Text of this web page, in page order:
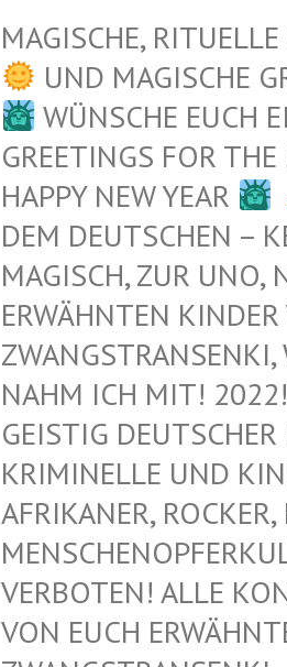
MAGISCHE,
UND MAGISCHE
WÜNSCHE EUCH
GREETINGS FOR
HAPPY NEW YEAR
EM DEUTSCHEN –
AGISCH, ZUR UNO,
RWÄHNTEN KINDER
WANGSTRANSENKI,
AHM ICH MIT! 2022!
EISTIG DEUTSCHER
RIMINELLE UND
FRIKANER, ROCKER,
ERBOTEN! ALLE
ON EUCH